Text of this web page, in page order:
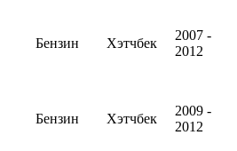
Бензин Хэтчбек
2007 -
2012
Бензин Хэтчбек
2009 -
2012